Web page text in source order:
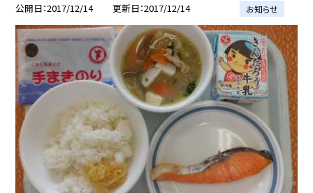
公開日 2017/12/14 更新日 2017/12/14 お知らせ